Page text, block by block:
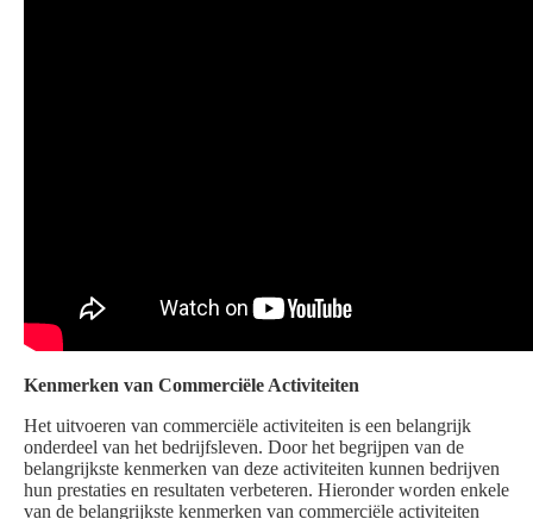
Kenmerken van Commerciële Activiteiten
Het uitvoeren van commerciële activiteiten is een belangrijk
onderdeel van het bedrijfsleven. Door het begrijpen van de
belangrijkste kenmerken van deze activiteiten kunnen bedrijven
hun prestaties en resultaten verbeteren. Hieronder worden enkele
van de belangrijkste kenmerken van commerciële activiteiten